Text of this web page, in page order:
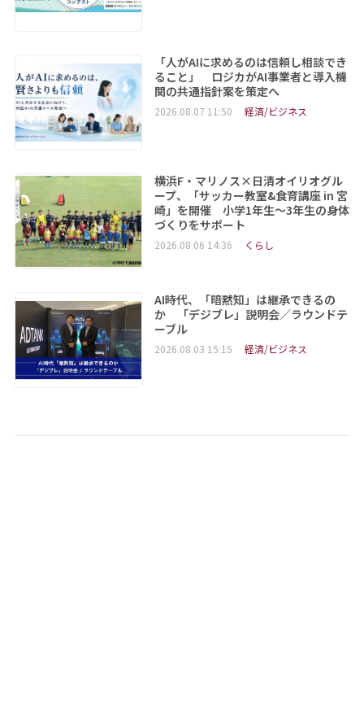
「人がAIに求めるのは信頼し相談でき
ること」 ロジカがAI事業者と導入機
関の共通指針案を策定へ
2026.08.07 11:50 経済/ビジネス
横浜F・マリノス×日清オイリオグル
ープ、「サッカー教室&食育講座 in 宮
崎」を開催 小学1年生～3年生の身体
づくりをサポート
2026.08.06 14:36 くらし
AI時代、「暗黙知」は継承できるの
か 「デジブレ」説明会／ラウンドテ
ーブル
2026.08.03 15:15 経済/ビジネス